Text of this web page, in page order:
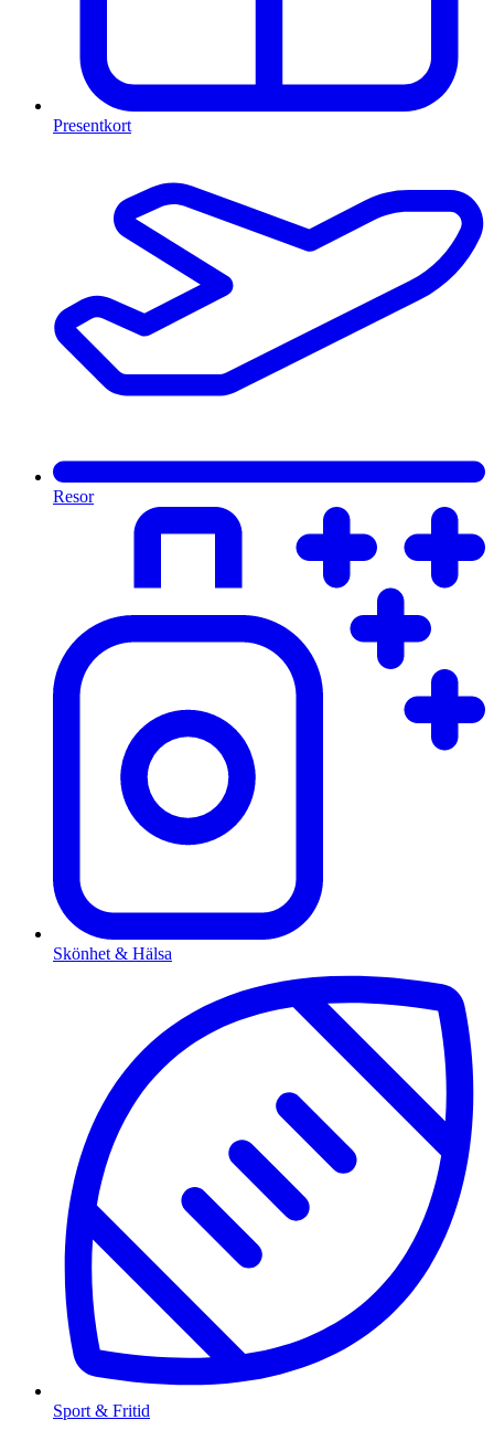
Presentkort
Resor
Skönhet & Hälsa
Sport & Fritid